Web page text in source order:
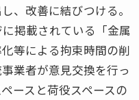
、改善に結びつける。
掲載されている「金属
等による拘束時間の削
業者が意見交換を行っ
ースと荷役スペースの